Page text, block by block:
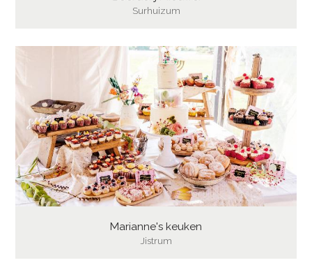
Surhuizum
Marianne's keuken
Jistrum